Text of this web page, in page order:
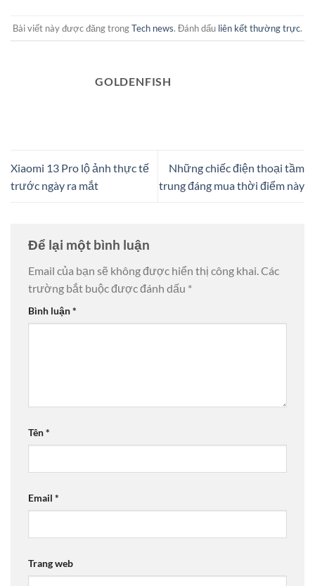
Bài viết này được đăng trongTech news. Đánh dấu liên kết thường trực.
GOLDENFISH
Xiaomi 13 Pro lộ ảnh thực tế
trước ngày ra mắt
Những chiếc điện thoại tầm
trung đáng mua thời điểm này
Để lại một bình luận
Email của bạn sẽ không được hiển thị công khai.Các
trường bắt buộc được đánh dấu *
Bình luận*
Tên*
Email *
Trang web